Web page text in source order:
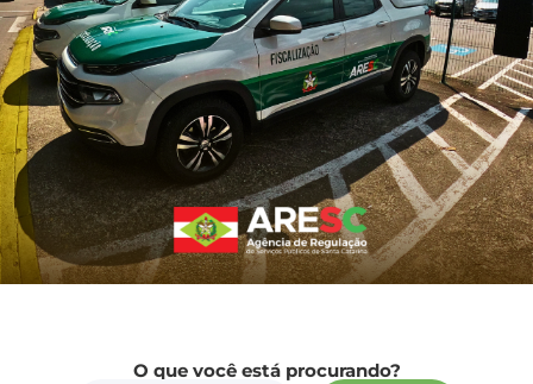
O que você está procurando?